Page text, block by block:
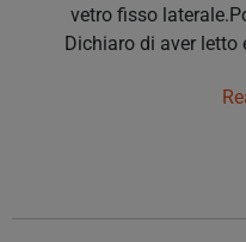
vetro fisso
Dichiaro di aver